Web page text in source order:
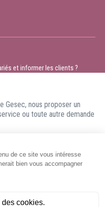
et informer les clients ?
Gesec, nous proposer un
ou toute autre demande